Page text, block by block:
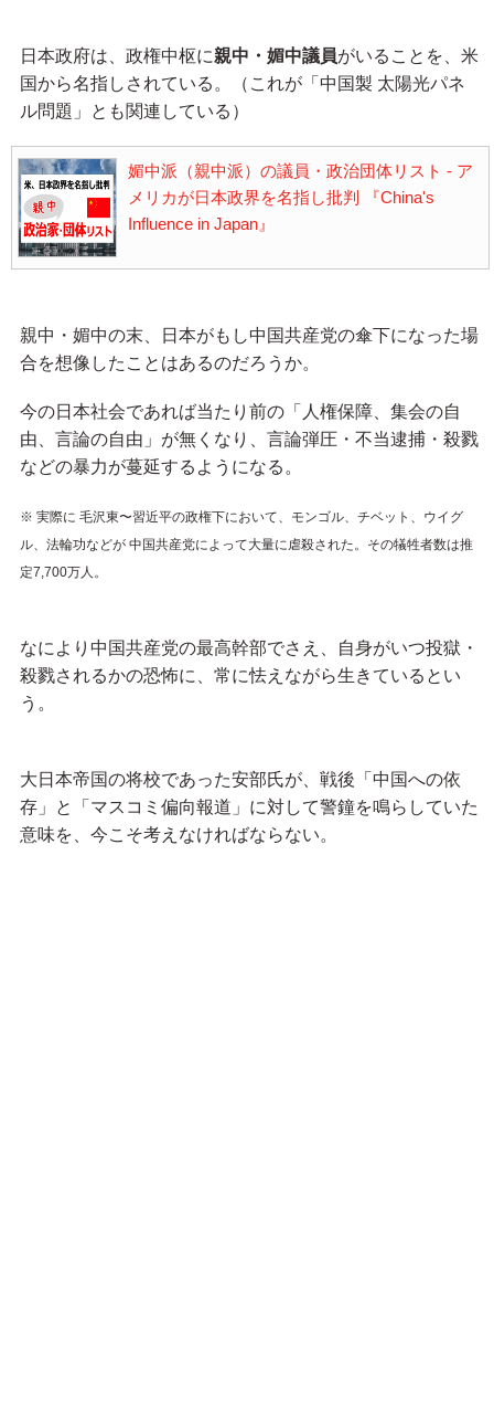
日本政府は、政権中枢に親中・媚中議員がいることを、米
国から名指しされている。（これが「中国製 太陽光パネ
ル問題」とも関連している）
媚中派（親中派）の議員・政治団体リスト - ア
メリカが日本政界を名指し批判 『China's
Influence in Japan』
親中・媚中の末、日本がもし中国共産党の傘下になった場
合を想像したことはあるのだろうか。
今の日本社会であれば当たり前の「人権保障、集会の自
由、言論の自由」が無くなり、言論弾圧・不当逮捕・殺戮
などの暴力が蔓延するようになる。
※ 実際に 毛沢東〜習近平の政権下において、モンゴル、チベット、ウイグ
ル、法輪功などが 中国共産党によって大量に虐殺された。その犠牲者数は推
定7,700万人。
なにより中国共産党の最高幹部でさえ、自身がいつ投獄・
殺戮されるかの恐怖に、常に怯えながら生きているとい
う。
大日本帝国の将校であった安部氏が、戦後「中国への依
存」と「マスコミ偏向報道」に対して警鐘を鳴らしていた
意味を、今こそ考えなければならない。